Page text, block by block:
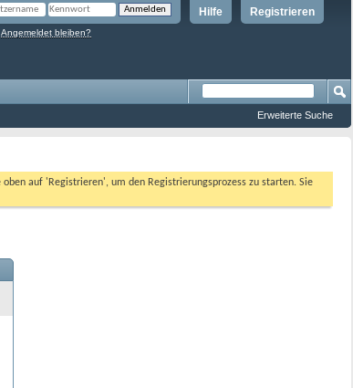
Registrieren
Hilfe
Angemeldet bleiben?
Erweiterte Suche
oben auf 'Registrieren', um den Registrierungsprozess zu starten. Sie